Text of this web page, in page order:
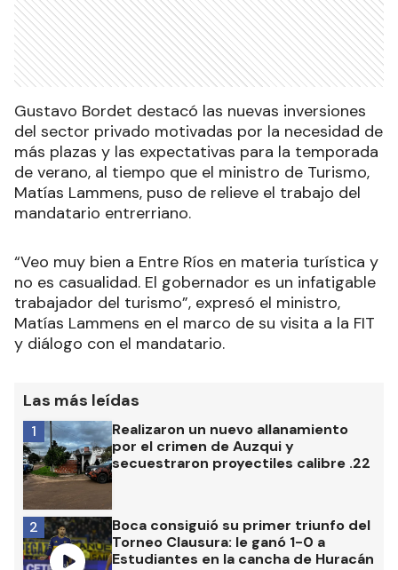
Gustavo Bordet destacó las nuevas inversiones
del sector privado motivadas por la necesidad de
más plazas y las expectativas para la temporada
de verano, al tiempo que el ministro de Turismo,
Matías Lammens, puso de relieve el trabajo del
mandatario entrerriano.
“Veo muy bien a Entre Ríos en materia turística y
no es casualidad. El gobernador es un infatigable
trabajador del turismo”, expresó el ministro,
Matías Lammens en el marco de su visita a la FIT
y diálogo con el mandatario.
Las más leídas
Realizaron un nuevo allanamiento
por el crimen de Auzqui y
secuestraron proyectiles calibre .22
1
Boca consiguió su primer triunfo del
Torneo Clausura: le ganó 1-0 a
Estudiantes en la cancha de Huracán
2